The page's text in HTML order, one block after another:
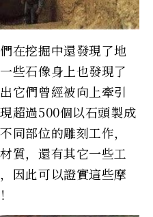
在挖掘中還發現了地
些石像身上也發現了
它們曾經被向上牽引
超過500個以石頭製成
同部位的雕刻工作，
質，還有其它一些工
因此可以證實這些摩